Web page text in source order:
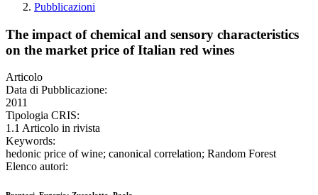
Pubblicazioni
The impact of chemical and sensory characteristics
on the market price of Italian red wines
Articolo
Data di Pubblicazione:
2011
Tipologia CRIS:
1.1 Articolo in rivista
Keywords:
hedonic price of wine; canonical correlation; Random Forest
Elenco autori: